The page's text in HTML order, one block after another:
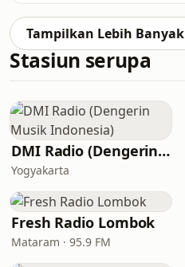
Tampilkan Lebih Banyak
Stasiun serupa
DMI Radio (Dengerin Musik Indonesia)
Yogyakarta
Fresh Radio Lombok
Mataram · 95.9 FM